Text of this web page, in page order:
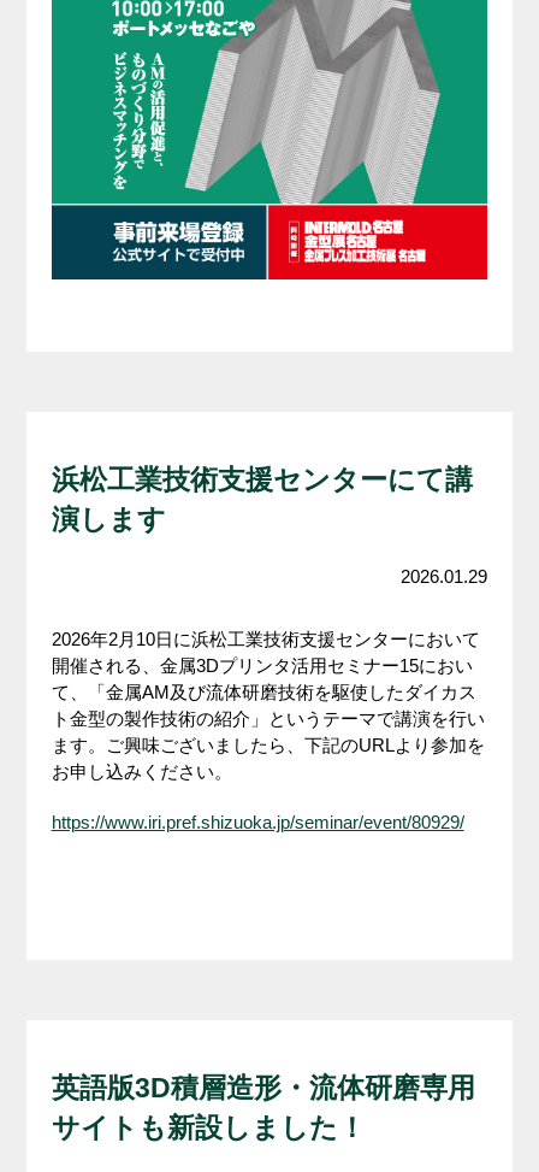
浜松工業技術支援センターにて講
演します
2026.01.29
2026年2月10日に浜松工業技術支援センターにおいて
開催される、金属3Dプリンタ活用セミナー15におい
て、「金属AM及び流体研磨技術を駆使したダイカス
ト金型の製作技術の紹介」というテーマで講演を行い
ます。ご興味ございましたら、下記のURLより参加を
お申し込みください。
https://www.iri.pref.shizuoka.jp/seminar/event/80929/
英語版3D積層造形・流体研磨専用
サイトも新設しました！